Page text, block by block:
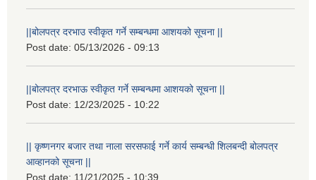
||बोलपत्र दरभाउ स्वीकृत गर्ने सम्बन्धमा आशयको सूचना ||
Post date: 05/13/2026 - 09:13
||बोलपत्र दरभाऊ स्वीकृत गर्ने सम्बन्धमा आशयको सूचना ||
Post date: 12/23/2025 - 10:22
|| कृष्णनगर बजार तथा नाला सरसफाई गर्ने कार्य सम्बन्धी शिलबन्दी बोलपत्र
आव्हानको सूचना ||
Post date: 11/21/2025 - 10:39